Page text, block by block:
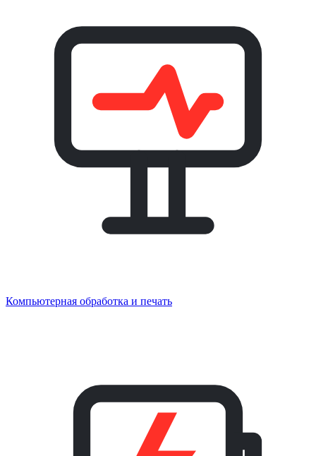
Компьютерная обработка и печать